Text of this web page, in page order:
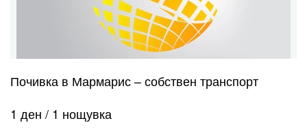
Почивка в Мармарис – собствен транспорт
1 ден / 1 нощувка